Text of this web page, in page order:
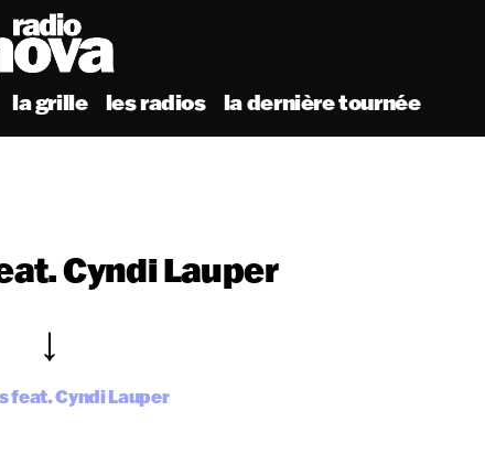
la grille les radios la dernière tournée
Cyndi Lauper
feat. Cyndi Lauper